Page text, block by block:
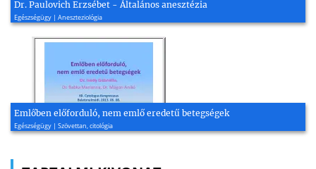
Dr. Paulovich Erzsébet - Általános anesztézia
Egészségügy | Aneszteziológia
Emlőben előforduló, nem emlő eredetű betegségek
Egészségügy | Szövettan, citológia